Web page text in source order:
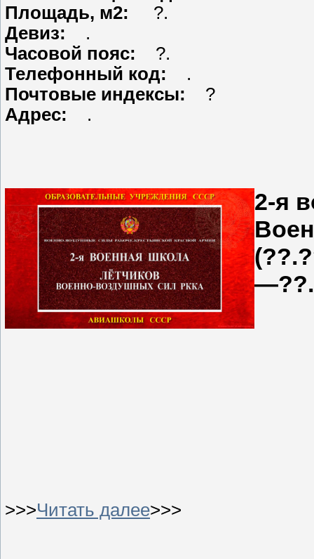
Площадь, м2: ?.
Девиз: .
Часовой пояс: ?.
Телефонный код: .
Почтовые индексы:
?
Адрес:
.
2-я
>>>Читать далее>>>